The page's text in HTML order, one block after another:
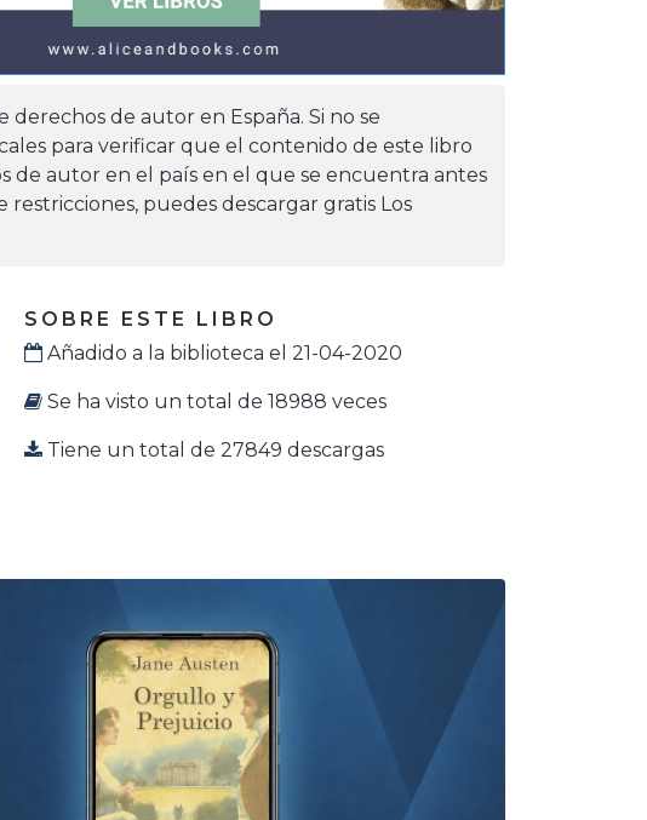
de autor en España. Si no se
para verificar que el contenido de este libro
de autor en el país en el que se encuentra antes
puedes descargar gratis Los
SOBRE ESTE LIBRO
Añadido a la biblioteca el 21-04-2020
Se ha visto un total de 18988 veces
Tiene un total de 27849 descargas